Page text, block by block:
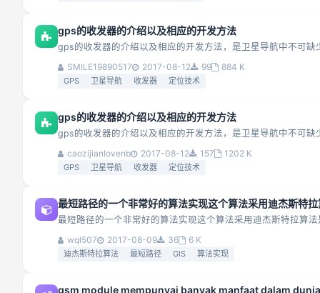
gps的收发器的介绍以及相应的开发方法
gps的收发器的介绍以及相应的开发方法，是卫星导航中不可
SMILE19890517
2017-08-12 99 884 K
GPS 卫星导航 收发器 定位技术
gps的收发器的介绍以及相应的开发方法
gps的收发器的介绍以及相应的开发方法，是卫星导航中不可缺
caozijianlovenb
2017-08-12 157 1202 K
GPS 卫星导航 收发器 定位技术
最短路径的一个非常好的算法实现这个算法采用迪杰斯特
最短路径的一个非常好的算法实现这个算法采用迪杰斯特拉算
wql507
2017-08-09 36 6 K
迪杰斯特拉算法 最短路径 GIS 算法实现
gsm module mempunyai banyak manfaat dalam